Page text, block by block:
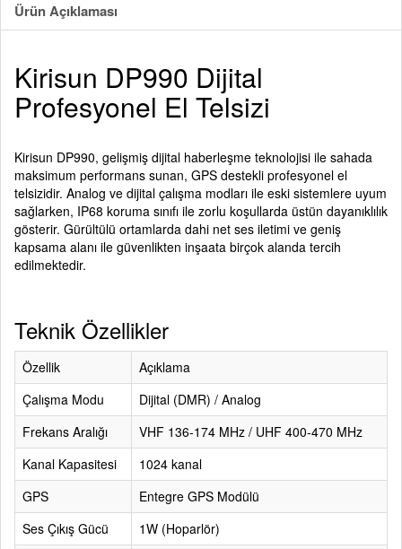
Ürün Açıklaması
Kirisun DP990 Dijital
Profesyonel El Telsizi
Kirisun DP990, gelişmiş dijital haberleşme teknolojisi ile sahada
maksimum performans sunan, GPS destekli profesyonel el
telsizidir. Analog ve dijital çalışma modları ile eski sistemlere uyum
sağlarken, IP68 koruma sınıfı ile zorlu koşullarda üstün dayanıklılık
gösterir. Gürültülü ortamlarda dahi net ses iletimi ve geniş
kapsama alanı ile güvenlikten inşaata birçok alanda tercih
edilmektedir.
Teknik Özellikler
Özellik
Açıklama
Çalışma Modu
Dijital (DMR) / Analog
Frekans Aralığı
VHF 136-174 MHz / UHF 400-470 MHz
Kanal Kapasitesi
1024 kanal
GPS
Entegre GPS Modülü
Ses Çıkış Gücü
1W (Hoparlör)